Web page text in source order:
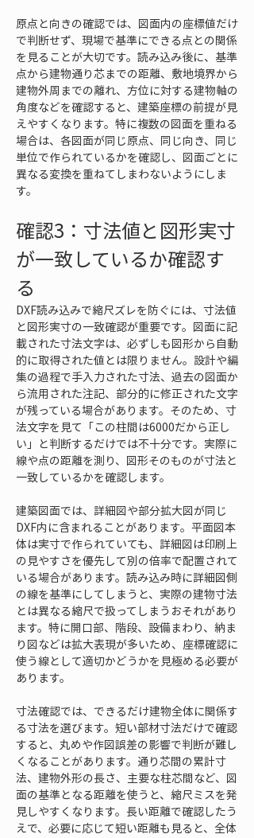
原点と向きの確認では、図面内の座標値だけ
で判断せず、現場で基準にできる点との関係
を見ることが大切です。読み込み後に、基準
点から建物通り芯までの距離、敷地境界から
建物外周までの離れ、方位に対する建物軸の
角度などを確認すると、建築座標の前提が見
えやすくなります。特に複数の図面を重ねる
場合は、各図面が同じ原点、同じ向き、同じ
単位で作られているかを確認し、図面ごとに
異なる変換を重ねてしまわないようにしま
す。
確認3：寸法値と図形実寸
が一致しているか確認す
る
DXF読み込みで縮尺ズレを防ぐには、寸法値
と図形実寸の一致確認が重要です。図面に記
載された寸法文字は、必ずしも図形から自動
的に取得された値とは限りません。設計や編
集の過程で手入力された寸法、過去の図面か
ら流用された注記、部分的に修正された文字
が残っている場合があります。そのため、寸
法文字を見て「この柱間は6000だから正し
い」と判断するだけでは不十分です。実際に
線や点の距離を測り、図形そのものが寸法と
一致しているかを確認します。
建築図面では、詳細図や部分拡大図が同じ
DXF内に含まれることがあります。平面図本
体は実寸で作られていても、詳細図は印刷上
の見やすさを優先して別の倍率で配置されて
いる場合があります。読み込み時に詳細図側
の線を基準にしてしまうと、実際の建物寸法
とは異なる縮尺で扱ってしまうおそれがあり
ます。特に開口部、階段、設備まわり、納ま
り図などは拡大表現が多いため、座標確認に
使う線として適切かどうかを見極める必要が
あります。
寸法確認では、できるだけ建物全体に関係す
る寸法を選びます。短い部材寸法だけで確認
すると、丸めや作図誤差の影響で判断が難し
くなることがあります。通り芯間の累計寸
法、建物外形の長さ、主要な柱芯間など、図
面の基準となる距離を使うと、縮尺ミスを発
見しやすくなります。長い距離で確認したう
えで、必要に応じて短い距離も見ると、全体